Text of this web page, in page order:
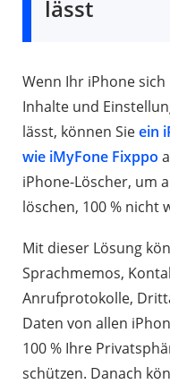
lässt
Wenn Ihr iPhone
Inhalte und
lässt, können Sieein
wie iMyFone Fixppo
iPhone-Löscher, um
löschen, 100 % nicht
Mit dieser Lösung
Sprachmemos,
Anrufprotokolle,
Daten von allen
100 % Ihre
schützen. Danach